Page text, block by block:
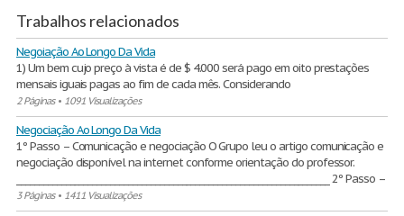
Trabalhos relacionados
Negoiação Ao Longo Da Vida
1) Um bem cujo preço à vista é de $ 4.000 será pago em oito prestações
mensais iguais pagas ao fim de cada mês. Considerando
2 Páginas• 1091 Visualizações
Negociação Ao Longo Da Vida
1º Passo – Comunicação e negociação O Grupo leu o artigo comunicação e
negociação disponível na internet conforme orientação do professor.
______________________________________________________________________ 2º Passo –
3 Páginas• 1411 Visualizações